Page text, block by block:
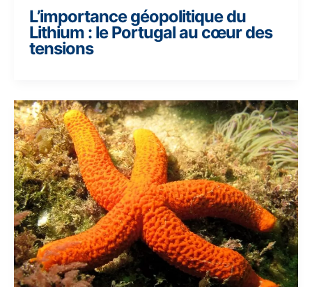
L’importance géopolitique du
Lithium : le Portugal au cœur des
tensions